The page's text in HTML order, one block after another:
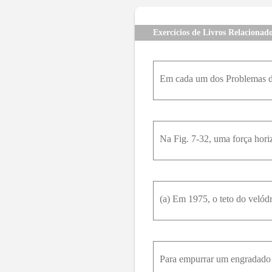
Exercícios de Livros